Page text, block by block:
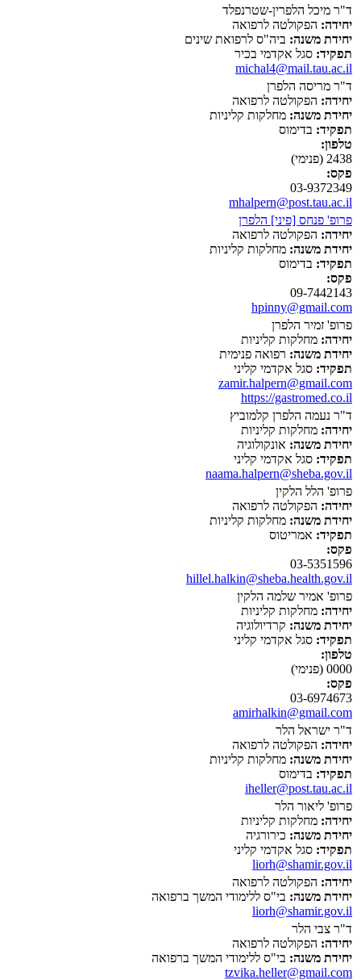
ד"ר מיכל הלפרין-שטרנפלד
יחידה: הפקולטה לרפואה
יחידת משנה: ביה"ס לרפואת שינים
תפקיד: סגל אקדמי בכיר
michal4@mail.tau.ac.il
ד"ר מריסה הלפרן
יחידה: הפקולטה לרפואה
יחידת משנה: מחלקות קליניות
תפקיד: בדימוס
טלפון:
2438 (פנימי)
פקס:
03-9372349
mhalpern@post.tau.ac.il
פרופ' פנחס [פיני] הלפרן
יחידה: הפקולטה לרפואה
יחידת משנה: מחלקות קליניות
תפקיד: בדימוס
פקס:
09-7442143
hpinny@gmail.com
פרופ' זמיר הלפרן
יחידה: מחלקות קליניות
יחידת משנה: רפואה פנימית
תפקיד: סגל אקדמי קליני
zamir.halpern@gmail.com
https://gastromed.co.il
ד"ר נעמה הלפרן קלמוביץ
יחידה: מחלקות קליניות
יחידת משנה: אונקולוגיה
תפקיד: סגל אקדמי קליני
naama.halpern@sheba.gov.il
פרופ' הלל הלקין
יחידה: הפקולטה לרפואה
יחידת משנה: מחלקות קליניות
תפקיד: אמריטוס
פקס:
03-5351596
hillel.halkin@sheba.health.gov.il
פרופ' אמיר שלמה הלקין
יחידה: מחלקות קליניות
יחידת משנה: קרדיולוגיה
תפקיד: סגל אקדמי קליני
טלפון:
0000 (פנימי)
פקס:
03-6974673
amirhalkin@gmail.com
ד"ר ישראל הלר
יחידה: הפקולטה לרפואה
יחידת משנה: מחלקות קליניות
תפקיד: בדימוס
iheller@post.tau.ac.il
פרופ' ליאור הלר
יחידה: מחלקות קליניות
יחידת משנה: כירורגיה
תפקיד: סגל אקדמי קליני
liorh@shamir.gov.il
יחידה: הפקולטה לרפואה
יחידת משנה: בי"ס ללימודי המשך ברפואה
liorh@shamir.gov.il
ד"ר צבי הלר
יחידה: הפקולטה לרפואה
יחידת משנה: בי"ס ללימודי המשך ברפואה
tzvika.heller@gmail.com